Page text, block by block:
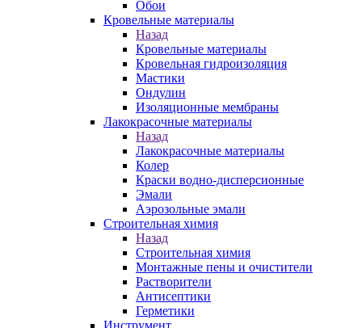
Обои
Кровельные материалы
Назад
Кровельные материалы
Кровельная гидроизоляция
Мастики
Ондулин
Изоляционные мембраны
Лакокрасочные материалы
Назад
Лакокрасочные материалы
Колер
Краски водно-дисперсионные
Эмали
Аэрозольные эмали
Строительная химия
Назад
Строительная химия
Монтажные пены и очистители
Растворители
Антисептики
Герметики
Инструмент